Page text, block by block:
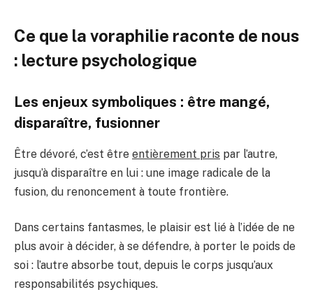
Ce que la voraphilie raconte de nous
: lecture psychologique
Les enjeux symboliques : être mangé,
disparaître, fusionner
Être dévoré, c’est être entièrement pris par l’autre,
jusqu’à disparaître en lui : une image radicale de la
fusion, du renoncement à toute frontière.
Dans certains fantasmes, le plaisir est lié à l’idée de ne
plus avoir à décider, à se défendre, à porter le poids de
soi : l’autre absorbe tout, depuis le corps jusqu’aux
responsabilités psychiques.